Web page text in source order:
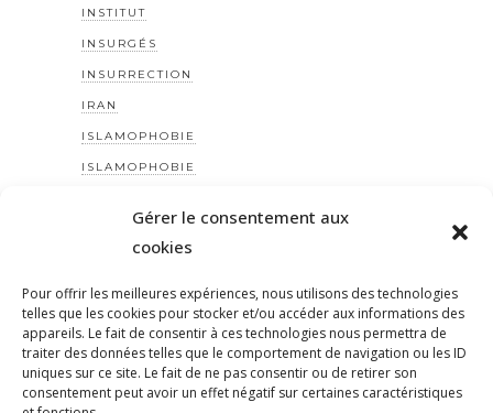
Gérer le consentement aux
cookies
Pour offrir les meilleures expériences, nous utilisons des technologies
telles que les cookies pour stocker et/ou accéder aux informations des
appareils. Le fait de consentir à ces technologies nous permettra de
traiter des données telles que le comportement de navigation ou les ID
uniques sur ce site. Le fait de ne pas consentir ou de retirer son
consentement peut avoir un effet négatif sur certaines caractéristiques
INSTITUT
INSURGÉS
INSURRECTION
IRAN
ISLAMOPHOBIE
ISLAMOPHOBIE
JINJIYANAZADÎ
JJR
JOANN SFAR
JOHANNESVOEGELE